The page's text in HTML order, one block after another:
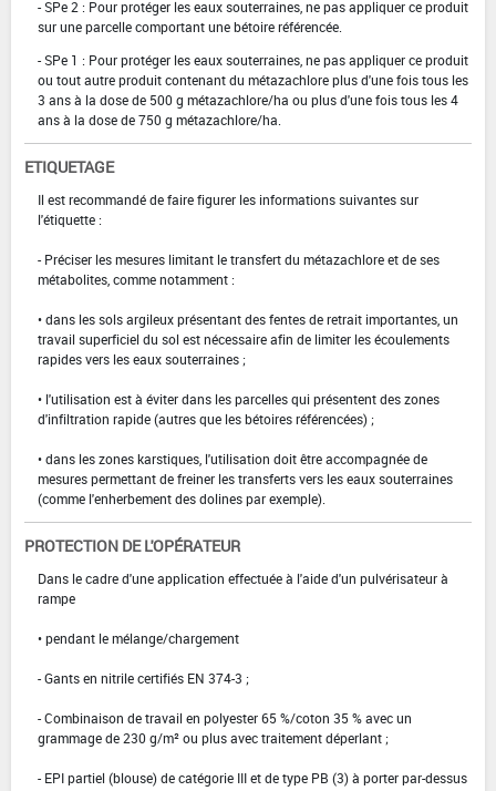
- SPe 2 : Pour protéger les eaux souterraines, ne pas appliquer ce produit
sur une parcelle comportant une bétoire référencée.
- SPe 1 : Pour protéger les eaux souterraines, ne pas appliquer ce produit
ou tout autre produit contenant du métazachlore plus d'une fois tous les
3 ans à la dose de 500 g métazachlore/ha ou plus d'une fois tous les 4
ans à la dose de 750 g métazachlore/ha.
ETIQUETAGE
Il est recommandé de faire figurer les informations suivantes sur
l'étiquette :
-­ Préciser les mesures limitant le transfert du métazachlore et de ses
métabolites, comme notamment :
• dans les sols argileux présentant des fentes de retrait importantes, un
travail superficiel du sol est nécessaire afin de limiter les écoulements
rapides vers les eaux souterraines ;
• l'utilisation est à éviter dans les parcelles qui présentent des zones
d'infiltration rapide (autres que les bétoires référencées) ;
• dans les zones karstiques, l'utilisation doit être accompagnée de
mesures permettant de freiner les transferts vers les eaux souterraines
(comme l'enherbement des dolines par exemple).
PROTECTION DE L'OPÉRATEUR
Dans le cadre d'une application effectuée à l'aide d'un pulvérisateur à
rampe
• pendant le mélange/chargement
- Gants en nitrile certifiés EN 374-3 ;
- Combinaison de travail en polyester 65 %/coton 35 % avec un
grammage de 230 g/m² ou plus avec traitement déperlant ;
- EPI partiel (blouse) de catégorie III et de type PB (3) à porter par-dessus